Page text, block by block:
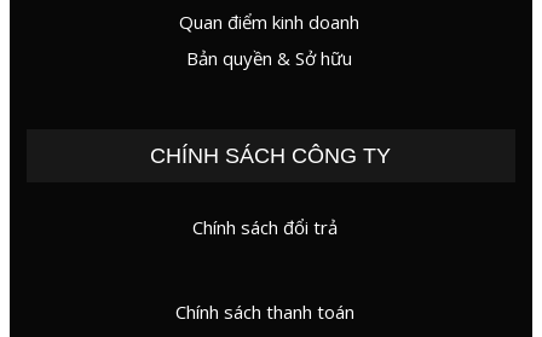
CHÍNH SÁCH CÔNG TY
Quan điểm kinh doanh
Bản quyền & Sở hữu
Chính sách đổi trả
Chính sách thanh toán